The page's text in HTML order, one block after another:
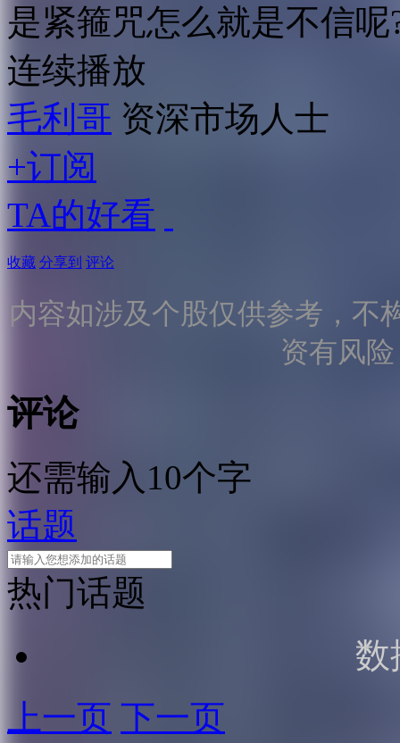
是紧箍咒怎么就是不信呢
连续播放
毛利哥 资深市场人士
+订阅
TA的好看
收藏 分享到 评论
内容如涉及个股仅供参考，不
资有风
评论
还需输入10个字
话题
热门话题
数
上一页 下一页